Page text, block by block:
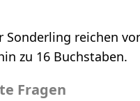
Sonderling reichen
zu 16 Buchstaben.
Fragen